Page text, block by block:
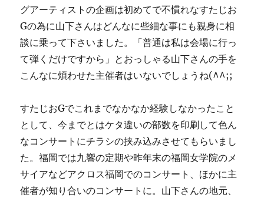
グアーティストの企画は初めてで不慣れなすたじお
Gの為に山下さんはどんなに些細な事にも親身に相
談に乗って下さいました。「普通は私は会場に行っ
て弾くだけですから」とおっしゃる山下さんの手を
こんなに煩わせた主催者はいないでしょうね(^^;;
すたじおGでこれまでなかなか経験しなかったこと
として、今までとはケタ違いの部数を印刷して色ん
なコンサートにチラシの挟み込みさせてもらいまし
た。福岡では九響の定期や昨年末の福岡女学院のメ
サイアなどアクロス福岡でのコンサート、ほかに主
催者が知り合いのコンサートに。山下さんの地元、